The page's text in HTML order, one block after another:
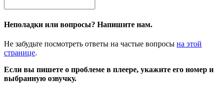
Неполадки или вопросы? Напишите нам.
Не забудьте посмотреть ответы на частые вопросы на этой
странице.
Если вы пишете о проблеме в плеере, укажите его номер и
выбранную озвучку.